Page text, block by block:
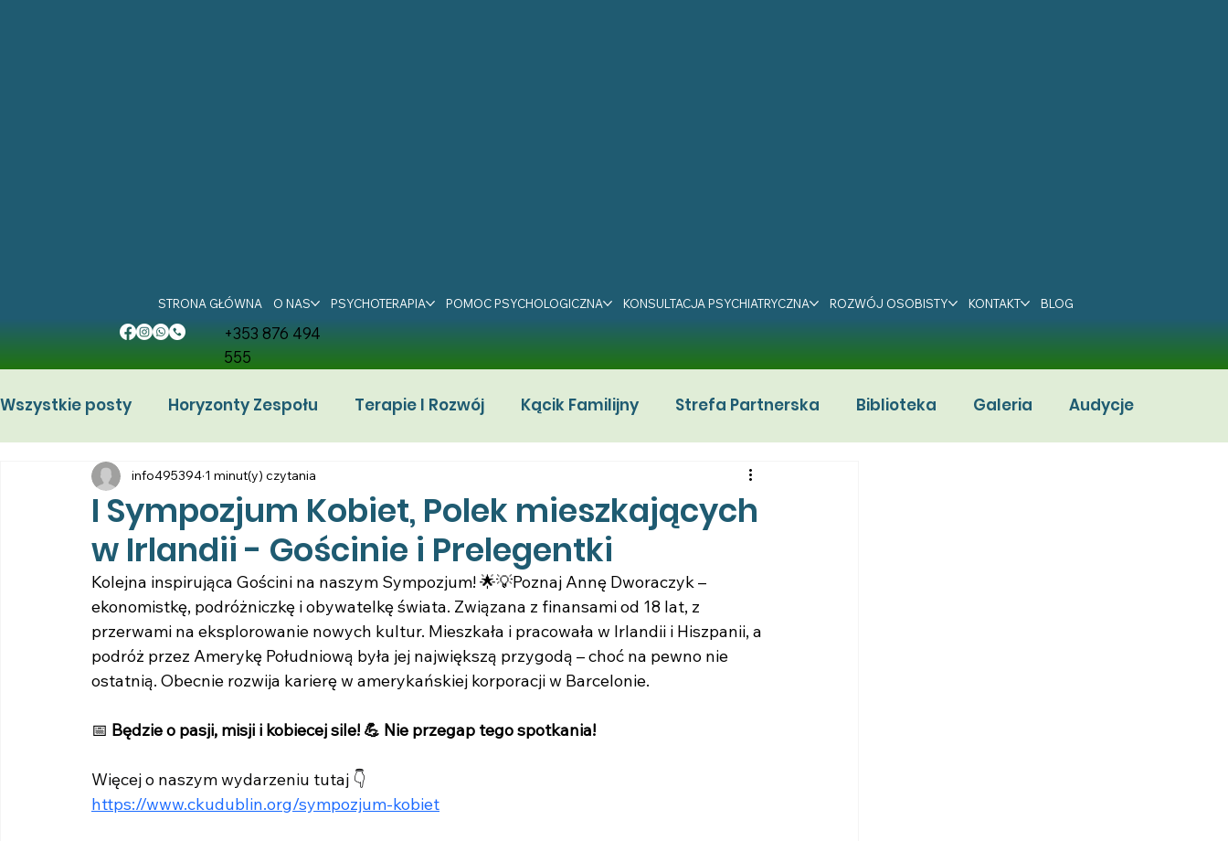
STRONA GŁÓWNA O NAS PSYCHOTERAPIA POMOC PSYCHOLOGICZNA KONSULTACJA PSYCHIATRYCZNA ROZWÓJ OSOBISTY KONTAKT BLOG
+353 876 494
555
Wszystkie posty Horyzonty Zespołu Terapie I Rozwój Kącik Familijny Strefa Partnerska Biblioteka Galeria Audycje
Sympozjum Kobiet Femigracja Granty
I Sympozjum Kobiet, Polek mieszkających
w Irlandii - Gościnie i Prelegentki
info495394 1 minut(y) czytania
Kolejna inspirująca Gościni na naszym Sympozjum! 🌟💡Poznaj Annę Dworaczyk –
ekonomistkę, podróżniczkę i obywatelkę świata. Związana z finansami od 18 lat, z
przerwami na eksplorowanie nowych kultur. Mieszkała i pracowała w Irlandii i Hiszpanii, a
podróż przez Amerykę Południową była jej największą przygodą – choć na pewno nie
ostatnią. Obecnie rozwija karierę w amerykańskiej korporacji w Barcelonie.
📅 Będzie o pasji, misji i kobiecej sile! 💪 Nie przegap tego spotkania!
Więcej o naszym wydarzeniu tutaj 👇
https://www.ckudublin.org/sympozjum-kobiet